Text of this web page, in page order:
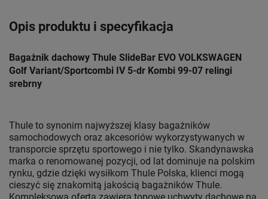
Opis produktu i specyfikacja
Bagażnik dachowy Thule SlideBar EVO VOLKSWAGEN
Golf Variant/Sportcombi IV 5-dr Kombi 99-07 relingi
srebrny
Thule to synonim najwyższej klasy bagażników
samochodowych oraz akcesoriów wykorzystywanych w
transporcie sprzętu sportowego i nie tylko. Skandynawska
marka o renomowanej pozycji, od lat dominuje na polskim
rynku, gdzie dzięki wysiłkom Thule Polska, klienci mogą
cieszyć się znakomitą jakością bagażników Thule.